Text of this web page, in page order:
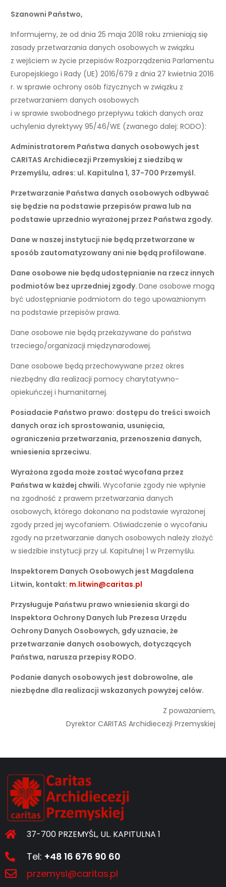
Szanowni Państwo,
Informujemy, że od dnia 25 maja 2018 roku zmieniają się
zasady przetwarzania danych osobowych w związku
z wejściem w życie przepisów Rozporządzenia Parlamentu
Europejskiego i Rady (UE) 2016/679 z dnia 27 kwietnia 2016
r. w sprawie ochrony osób fizycznych w związku z
przetwarzaniem danych osobowych
i w sprawie swobodnego przepływu takich danych oraz
uchylenia dyrektywy 95/46/WE (zwanego dalej: RODO):
Administratorem Państwa danych osobowych jest
CARITAS Archidiecezji Przemyskiej z siedzibą w
Przemyślu, adres: ul. Kapitulna 1, 37-700 Przemyśl.
Przetwarzanie Państwa danych osobowych odbywać
się będzie na podstawie przepisów prawa lub na
podstawie uprzednio wyrażonej przez Państwa zgody.
Dane w naszej instytucji nie będą przetwarzane w
sposób zautomatyzowany ani nie będą profilowane.
Dane osobowe nie będą udostępnianie na rzecz innych
podmiotów bez uprzedniej zgody.Dane osobowe mogą
być udostępnianie podmiotom do tego upoważnionym
na podstawie przepisów prawa.
Dane osobowe nie będą przekazywane do państwa
trzeciego/organizacji międzynarodowej.
Dane osobowe będą przechowywane przez okres
niezbędny dla realizacji pomocy charytatywno-
opiekuńczej i humanitarnej.
Posiadacie Państwo prawo: dostępu do treści swoich
danych oraz ich sprostowania, usunięcia,
ograniczenia przetwarzania, przenoszenia danych,
wniesienia sprzeciwu.
Wyrażona zgoda może zostać wycofana przez
Państwa w każdej chwili.Wycofanie zgody nie wpłynie
na zgodność z prawem przetwarzania danych
osobowych, którego dokonano na podstawie wyrażonej
zgody przed jej wycofaniem. Oświadczenie o wycofaniu
zgody na przetwarzanie danych osobowych należy złożyć
w siedzibie instytucji przy ul. Kapitulnej 1 w Przemyślu.
Inspektorem Danych Osobowych jest Magdalena
Litwin, kontakt: m.litwin@caritas.pl
Przysługuje Państwu prawo wniesienia skargi do
Inspektora Ochrony Danych lub Prezesa Urzędu
Ochrony Danych Osobowych, gdy uznacie, że
przetwarzanie danych osobowych, dotyczących
Państwa, narusza przepisy RODO.
Podanie danych osobowych jest dobrowolne, ale
niezbędne dla realizacji wskazanych powyżej celów.
Z poważaniem,
Dyrektor CARITAS Archidiecezji Przemyskiej
37-700 PRZEMYŚL, UL. KAPITULNA 1
Tel: +48 16 676 90 60
przemysl@caritas.pl